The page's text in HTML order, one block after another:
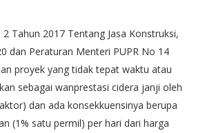
Tahun 2017 Tentang Jasa Konstruksi,
dan Peraturan Menteri PUPR No 14
proyek yang tidak tepat waktu atau
sebagai wanprestasi cidera janji oleh
dan ada konsekkuensinya berupa
(1% satu permil) per hari dari harga